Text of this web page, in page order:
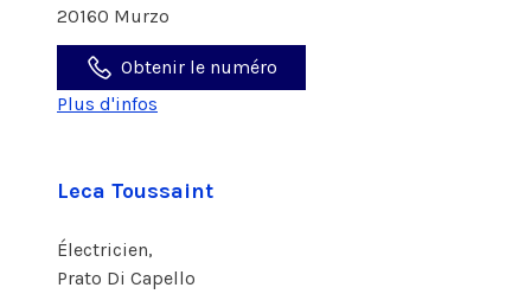
20160 Murzo
Obtenir le numéro
Plus d'infos
Leca Toussaint
Électricien,
Prato Di Capello